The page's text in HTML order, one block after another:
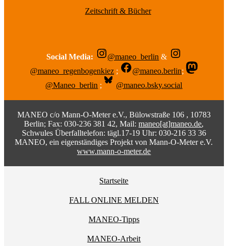
Zeitschrift & Bücher
Social Media: @maneo_berlin &
@maneo_regenbogenkiez ; @maneo.berlin;
@Maneo_berlin ; @maneo.bsky.social
MANEO c/o Mann-O-Meter e.V., Bülowstraße 106 , 10783
Berlin; Fax: 030-236 381 42, Mail:maneo[at]maneo.de,
Schwules Überfalltelefon: tägl.17-19 Uhr: 030-216 33 36
MANEO, ein eigenständiges Projekt von Mann-O-Meter e.V.
www.mann-o-meter.de
Startseite
FALL ONLINE MELDEN
MANEO-Tipps
MANEO-Arbeit